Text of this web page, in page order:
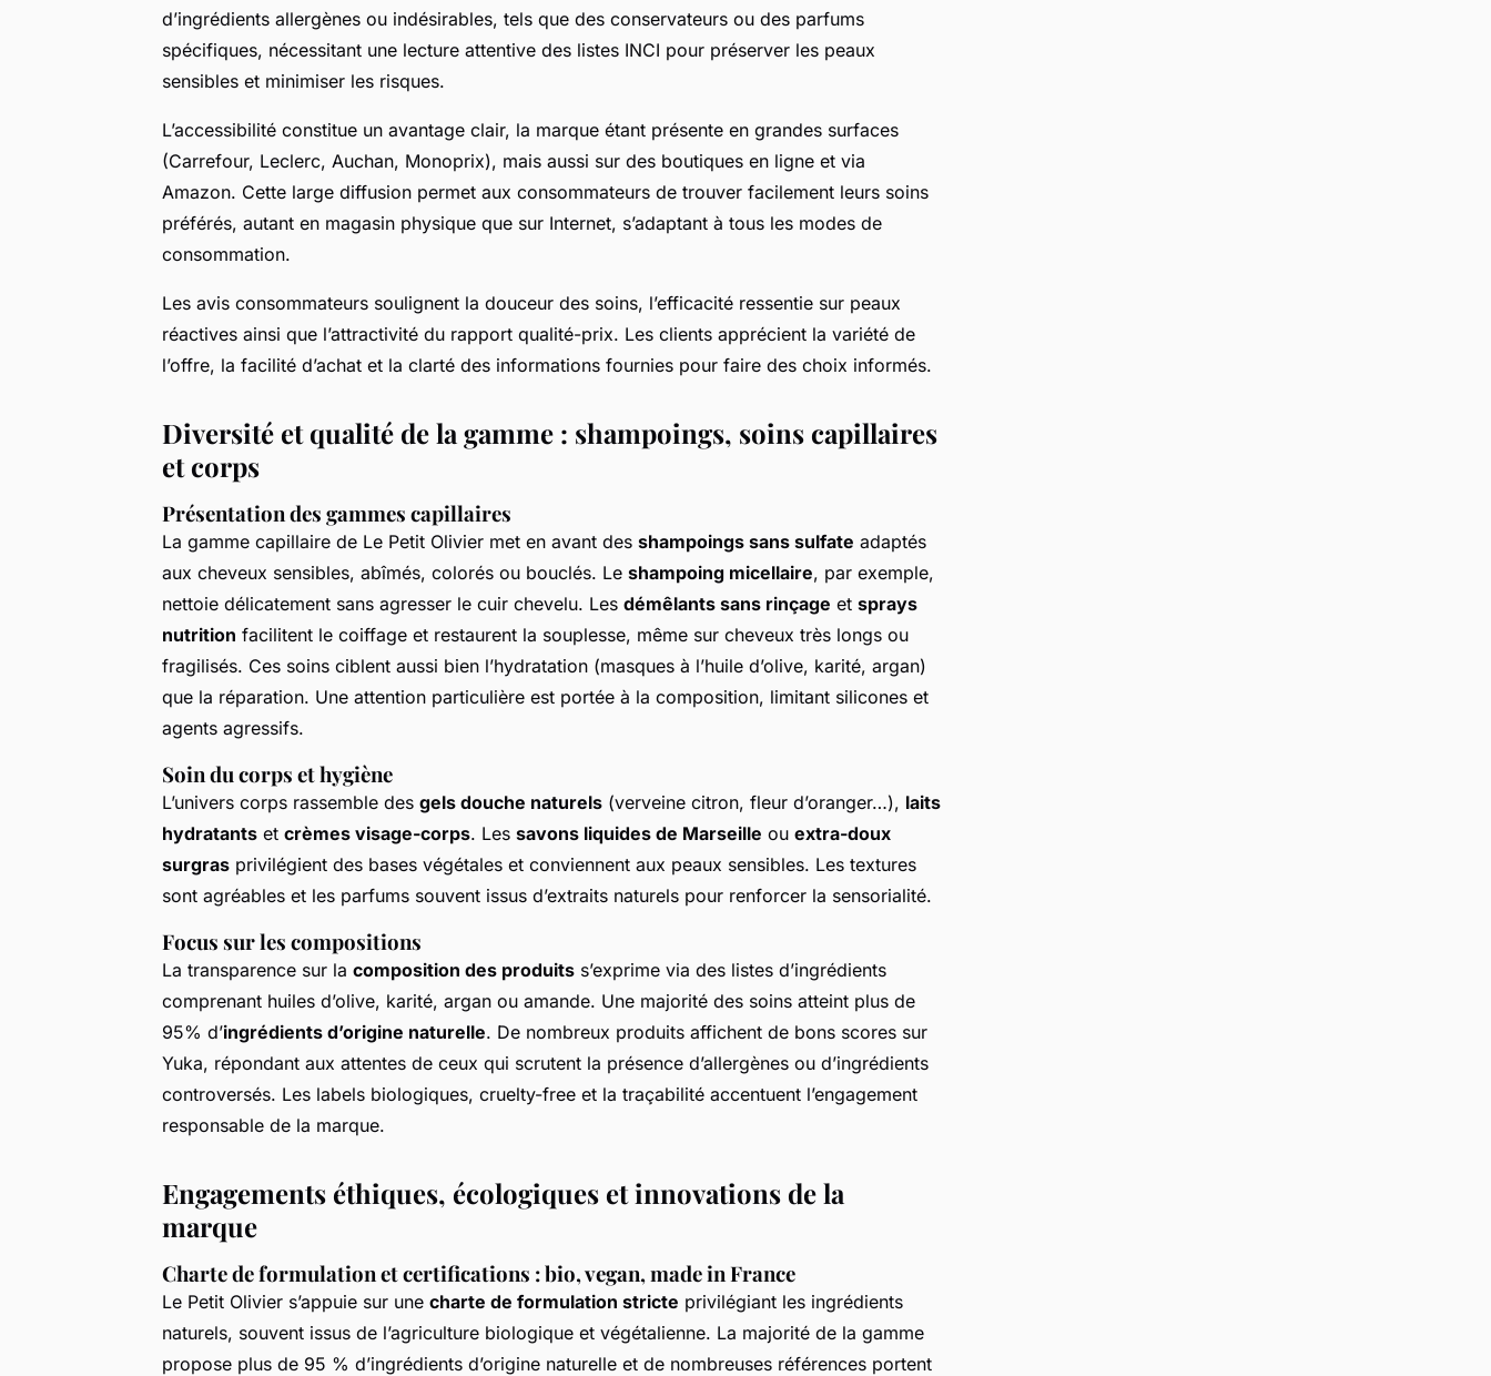
d’ingrédients allergènes ou indésirables, tels que des conservateurs ou des parfums
spécifiques, nécessitant une lecture attentive des listes INCI pour préserver les peaux
sensibles et minimiser les risques.
L’accessibilité constitue un avantage clair, la marque étant présente en grandes surfaces
(Carrefour, Leclerc, Auchan, Monoprix), mais aussi sur des boutiques en ligne et via
Amazon. Cette large diffusion permet aux consommateurs de trouver facilement leurs soins
préférés, autant en magasin physique que sur Internet, s’adaptant à tous les modes de
consommation.
Les avis consommateurs soulignent la douceur des soins, l’efficacité ressentie sur peaux
réactives ainsi que l’attractivité du rapport qualité-prix. Les clients apprécient la variété de
l’offre, la facilité d’achat et la clarté des informations fournies pour faire des choix informés.
Diversité et qualité de la gamme : shampoings, soins capillaires
et corps
Présentation des gammes capillaires
La gamme capillaire de Le Petit Olivier met en avant des shampoings sans sulfate adaptés
aux cheveux sensibles, abîmés, colorés ou bouclés. Le shampoing micellaire, par exemple,
nettoie délicatement sans agresser le cuir chevelu. Les démêlants sans rinçage et sprays
nutrition facilitent le coiffage et restaurent la souplesse, même sur cheveux très longs ou
fragilisés. Ces soins ciblent aussi bien l’hydratation (masques à l’huile d’olive, karité, argan)
que la réparation. Une attention particulière est portée à la composition, limitant silicones et
agents agressifs.
Soin du corps et hygiène
L’univers corps rassemble des gels douche naturels (verveine citron, fleur d’oranger…), laits
hydratants et crèmes visage-corps. Les savons liquides de Marseille ou extra-doux
surgras privilégient des bases végétales et conviennent aux peaux sensibles. Les textures
sont agréables et les parfums souvent issus d’extraits naturels pour renforcer la sensorialité.
Focus sur les compositions
La transparence sur la composition des produits s’exprime via des listes d’ingrédients
comprenant huiles d’olive, karité, argan ou amande. Une majorité des soins atteint plus de
95% d’ingrédients d’origine naturelle. De nombreux produits affichent de bons scores sur
Yuka, répondant aux attentes de ceux qui scrutent la présence d’allergènes ou d’ingrédients
controversés. Les labels biologiques, cruelty-free et la traçabilité accentuent l’engagement
responsable de la marque.
Engagements éthiques, écologiques et innovations de la
marque
Charte de formulation et certifications : bio, vegan, made in France
Le Petit Olivier s’appuie sur une charte de formulation stricte privilégiant les ingrédients
naturels, souvent issus de l’agriculture biologique et végétalienne. La majorité de la gamme
propose plus de 95 % d’ingrédients d’origine naturelle et de nombreuses références portent